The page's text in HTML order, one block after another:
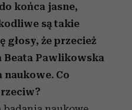
końca jasne,
są takie
głosy, że przecież
Beata Pawlikowska
naukowe. Co